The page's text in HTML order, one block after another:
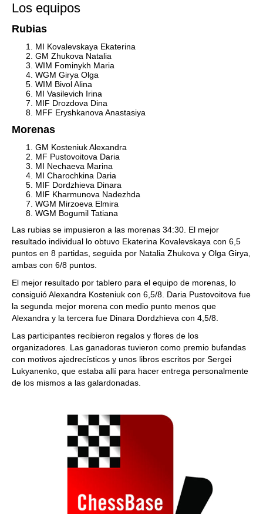
Los equipos
Rubias
MI Kovalevskaya Ekaterina
GM Zhukova Natalia
WIM Fominykh Maria
WGM Girya Olga
WIM Bivol Alina
MI Vasilevich Irina
MIF Drozdova Dina
MFF Eryshkanova Anastasiya
Morenas
GM Kosteniuk Alexandra
MF Pustovoitova Daria
MI Nechaeva Marina
MI Charochkina Daria
MIF Dordzhieva Dinara
MIF Kharmunova Nadezhda
WGM Mirzoeva Elmira
WGM Bogumil Tatiana
Las rubias se impusieron a las morenas 34:30. El mejor
resultado individual lo obtuvo Ekaterina Kovalevskaya con 6,5
puntos en 8 partidas, seguida por Natalia Zhukova y Olga Girya,
ambas con 6/8 puntos.
El mejor resultado por tablero para el equipo de morenas, lo
consiguió Alexandra Kosteniuk con 6,5/8. Daria Pustovoitova fue
la segunda mejor morena con medio punto menos que
Alexandra y la tercera fue Dinara Dordzhieva con 4,5/8.
Las participantes recibieron regalos y flores de los
organizadores. Las ganadoras tuvieron como premio bufandas
con motivos ajedrecísticos y unos libros escritos por Sergei
Lukyanenko, que estaba allí para hacer entrega personalmente
de los mismos a las galardonadas.